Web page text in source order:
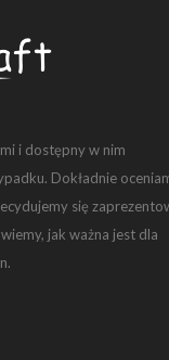
i dostępny w nim
Dokładnie
się
jak ważna jest dla